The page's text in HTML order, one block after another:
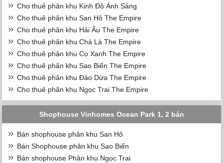
Cho thuê phân khu Kinh Đô Ánh Sáng
Cho thuê phân khu San Hô The Empire
Cho thuê phân khu Hải Âu The Empire
Cho thuê phân khu Chà Là The Empire
Cho thuê phân khu Cọ Xanh The Empire
Cho thuê phân khu Sao Biển The Empire
Cho thuê phân khu Đảo Dừa The Empire
Cho thuê phân khu Ngọc Trai The Empire
Shophouse Vinhomes Ocean Park 1, 2 bán
Bán shophouse phân khu San Hô
Bán Shophouse phân khu Sao Biển
Bán shophouse Phân khu Ngọc Trai